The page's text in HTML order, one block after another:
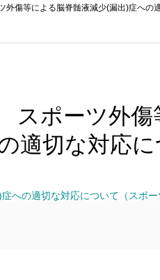
外傷等による脳脊髄液減少(漏出)症への
スポーツ外傷
適切な対応に
への適切な対応について（スポ